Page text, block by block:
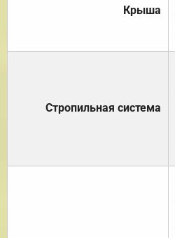
Крыша
Стропильная система